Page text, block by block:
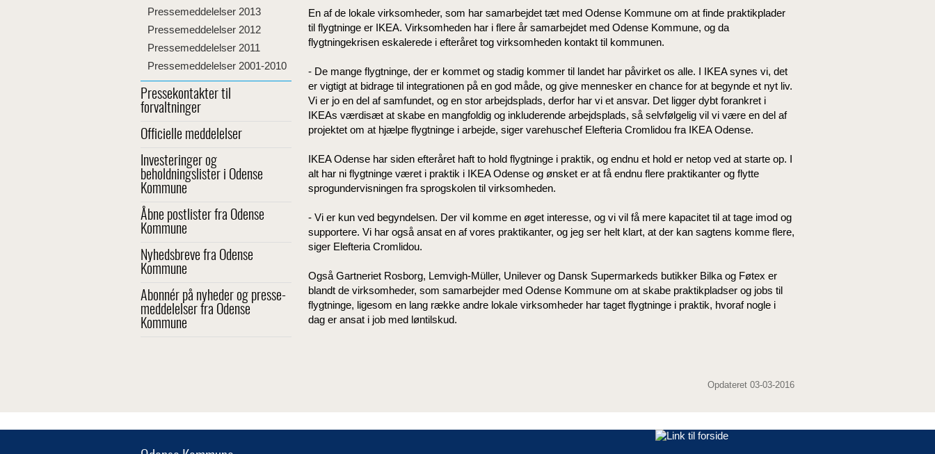
Pressemeddelelser 2013
Pressemeddelelser 2012
Pressemeddelelser 2011
Pressemeddelelser 2001-2010
Pressekontakter til
forvaltninger
Officielle meddelelser
Investeringer og
beholdningslister i Odense
Kommune
Åbne postlister fra Odense
Kommune
Nyhedsbreve fra Odense
Kommune
Abonnér på nyheder og presse-
meddelelser fra Odense
Kommune
En af de lokale virksomheder, som har samarbejdet tæt med Odense Kommune om at finde praktikplader
til flygtninge er IKEA. Virksomheden har i flere år samarbejdet med Odense Kommune, og da
flygtningekrisen eskalerede i efteråret tog virksomheden kontakt til kommunen.
- De mange flygtninge, der er kommet og stadig kommer til landet har påvirket os alle. I IKEA synes vi, det
er vigtigt at bidrage til integrationen på en god måde, og give mennesker en chance for at begynde et nyt liv.
Vi er jo en del af samfundet, og en stor arbejdsplads, derfor har vi et ansvar. Det ligger dybt forankret i
IKEAs værdisæt at skabe en mangfoldig og inkluderende arbejdsplads, så selvfølgelig vil vi være en del af
projektet om at hjælpe flygtninge i arbejde, siger varehuschef Elefteria Cromlidou fra IKEA Odense.
IKEA Odense har siden efteråret haft to hold flygtninge i praktik, og endnu et hold er netop ved at starte op. I
alt har ni flygtninge været i praktik i IKEA Odense og ønsket er at få endnu flere praktikanter og flytte
sprogundervisningen fra sprogskolen til virksomheden.
- Vi er kun ved begyndelsen. Der vil komme en øget interesse, og vi vil få mere kapacitet til at tage imod og
supportere. Vi har også ansat en af vores praktikanter, og jeg ser helt klart, at der kan sagtens komme flere,
siger Elefteria Cromlidou.
Også Gartneriet Rosborg, Lemvigh-Müller, Unilever og Dansk Supermarkeds butikker Bilka og Føtex er
blandt de virksomheder, som samarbejder med Odense Kommune om at skabe praktikpladser og jobs til
flygtninge, ligesom en lang række andre lokale virksomheder har taget flygtninge i praktik, hvoraf nogle i
dag er ansat i job med løntilskud.
Opdateret 03-03-2016